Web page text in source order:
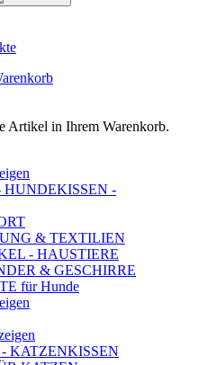
Artikel in Ihrem Warenkorb.
-
& TEXTILIEN
- HAUSTIERE
& GESCHIRRE
für Hunde
KATZENKISSEN